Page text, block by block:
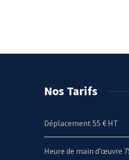
Nos Tarifs
Déplacement 55 € HT
Heure de main d’œuvre